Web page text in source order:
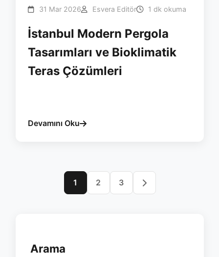
31 Mar 2026 Esvera Editör 1 dk okuma
İstanbul Modern Pergola
Tasarımları ve Bioklimatik
Teras Çözümleri
Devamını Oku
1 2 3
Arama